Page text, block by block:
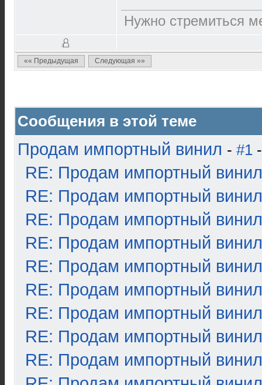
Нужно стремиться
«« Предыдущая Следующая »»
Сообщения в этой теме
Продам импортный винил - #1
RE: Продам импортный винил
RE: Продам импортный винил
RE: Продам импортный винил
RE: Продам импортный винил
RE: Продам импортный винил
RE: Продам импортный винил
RE: Продам импортный винил
RE: Продам импортный винил
RE: Продам импортный винил